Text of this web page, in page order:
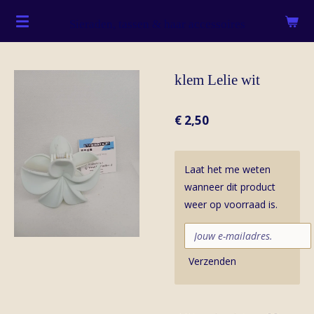
Ga
klem Lelie wit
€ 2,50
Laat het me weten
wanneer dit product
weer op voorraad is.
Verzenden